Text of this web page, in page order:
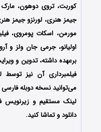
کوربت، تروی دوهون، مارک
جیمز هنری، لورنزو جیمز
مورمن، اسکات پومروی،
اولیانو، جرمی جان ولز
برعهده داشته، تدوین و
فیلمبرداری آن نیز
می‌توانید نسخه دوبله فارسی
‌لینک مستقیم و زیرنویس
دانلود و تماشا کنید.